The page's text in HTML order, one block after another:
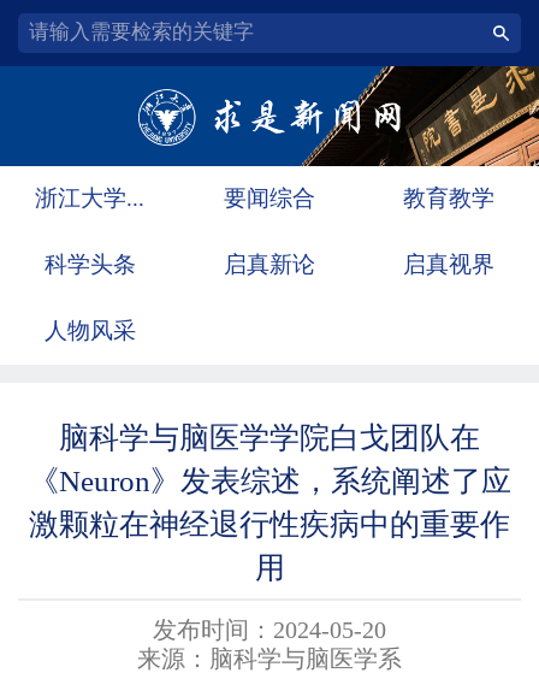
浙江大学... 要闻综合 教育教学
科学头条 启真新论 启真视界
人物风采
脑科学与脑医学学院白戈团队在
《Neuron》发表综述，系统阐述了应
激颗粒在神经退行性疾病中的重要作
用
发布时间：2024-05-20
来源：脑科学与脑医学系